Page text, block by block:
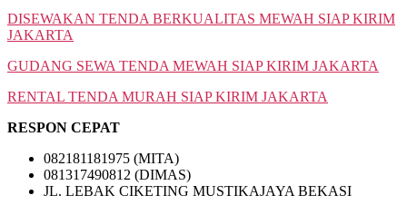
DISEWAKAN TENDA BERKUALITAS MEWAH SIAP KIRIM
JAKARTA
GUDANG SEWA TENDA MEWAH SIAP KIRIM JAKARTA
RENTAL TENDA MURAH SIAP KIRIM JAKARTA
RESPON CEPAT
082181181975 (MITA)
081317490812 (DIMAS)
JL. LEBAK CIKETING MUSTIKAJAYA BEKASI